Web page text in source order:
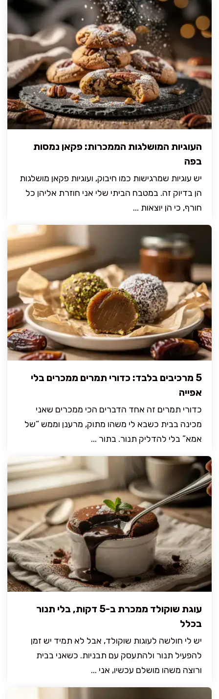
העוגיות המושלגות הממכרות: פקאן נמסות
בפה
יש עוגיות שמרגישות כמו חיבוק, ועוגיות פקאן מושלגות
הן בדיוק זה. במטבח הביתי שלי אני חוזרת אליהן כל
חורף, כי הן יוצאות ...
5 מרכיבים בלבד: כדורי תמרים ממכרים בלי
אפייה
כדורי תמרים זה אחד הדברים הכי ממכרים שאני
מכינה בבית כשבא לי משהו מתוק, מרענן וממש “של
אמא” בלי להדליק תנור. בתור ...
עוגת שוקולד ממכרת ב-5 דקות, בלי תנור
בכלל
יש לי חולשה לעוגות שוקולד, אבל לא תמיד יש זמן
להפעיל תנור ולהתעסק עם תבניות. כשאני בבית
ורוצה משהו מושלם עכשיו, אני ...